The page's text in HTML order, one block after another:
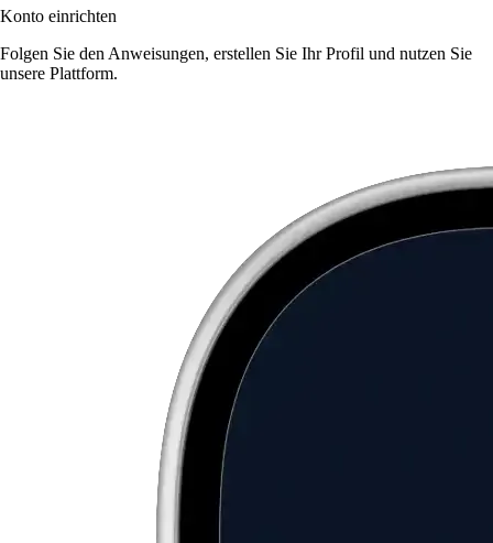
Konto einrichten
Folgen Sie den Anweisungen, erstellen Sie Ihr Profil und nutzen Sie
unsere Plattform.